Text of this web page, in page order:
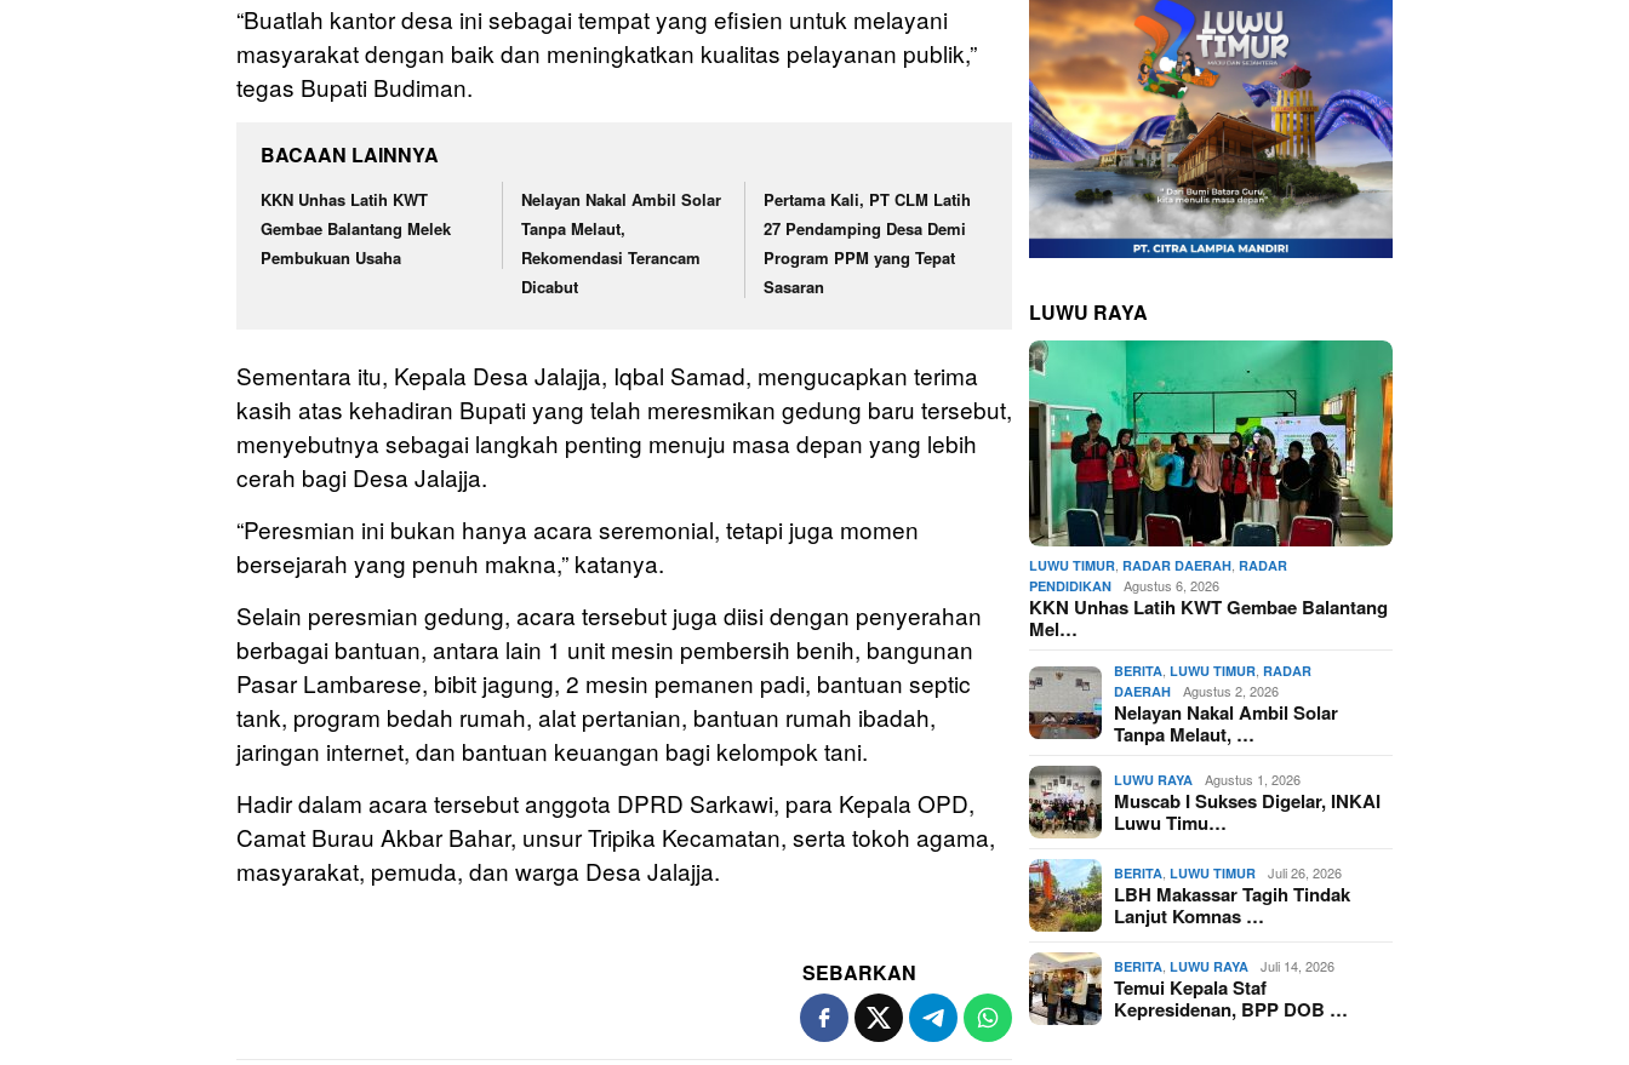
“Buatlah kantor desa ini sebagai tempat yang efisien untuk melayani
masyarakat dengan baik dan meningkatkan kualitas pelayanan publik,”
tegas Bupati Budiman.
BACAAN LAINNYA
KKN Unhas Latih KWT
Gembae Balantang Melek
Pembukuan Usaha
Nelayan Nakal Ambil Solar
Tanpa Melaut,
Rekomendasi Terancam
Dicabut
Pertama Kali, PT CLM Latih
27 Pendamping Desa Demi
Program PPM yang Tepat
Sasaran
Sementara itu, Kepala Desa Jalajja, Iqbal Samad, mengucapkan terima
kasih atas kehadiran Bupati yang telah meresmikan gedung baru tersebut,
menyebutnya sebagai langkah penting menuju masa depan yang lebih
cerah bagi Desa Jalajja.
“Peresmian ini bukan hanya acara seremonial, tetapi juga momen
bersejarah yang penuh makna,” katanya.
Selain peresmian gedung, acara tersebut juga diisi dengan penyerahan
berbagai bantuan, antara lain 1 unit mesin pembersih benih, bangunan
Pasar Lambarese, bibit jagung, 2 mesin pemanen padi, bantuan septic
tank, program bedah rumah, alat pertanian, bantuan rumah ibadah,
jaringan internet, dan bantuan keuangan bagi kelompok tani.
Hadir dalam acara tersebut anggota DPRD Sarkawi, para Kepala OPD,
Camat Burau Akbar Bahar, unsur Tripika Kecamatan, serta tokoh agama,
masyarakat, pemuda, dan warga Desa Jalajja.
SEBARKAN
LUWU RAYA
LUWU TIMUR,RADAR DAERAH,RADAR
PENDIDIKAN
Agustus 6, 2026
KKN Unhas Latih KWT Gembae Balantang
Mel…
BERITA,LUWU TIMUR,RADAR
DAERAH
Agustus 2, 2026
Nelayan Nakal Ambil Solar
Tanpa Melaut, …
LUWU RAYA Agustus 1, 2026
Muscab I Sukses Digelar, INKAI
Luwu Timu…
BERITA,LUWU TIMUR Juli 26, 2026
LBH Makassar Tagih Tindak
Lanjut Komnas …
BERITA,LUWU RAYA Juli 14, 2026
Temui Kepala Staf
Kepresidenan, BPP DOB …